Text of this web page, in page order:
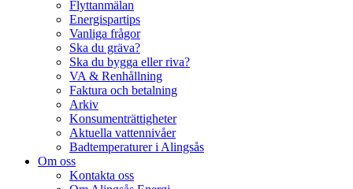
Flyttanmälan
Energispartips
Vanliga frågor
Ska du gräva?
Ska du bygga eller riva?
VA & Renhållning
Faktura och betalning
Arkiv
Konsumenträttigheter
Aktuella vattennivåer
Badtemperaturer i Alingsås
Om oss
Kontakta oss